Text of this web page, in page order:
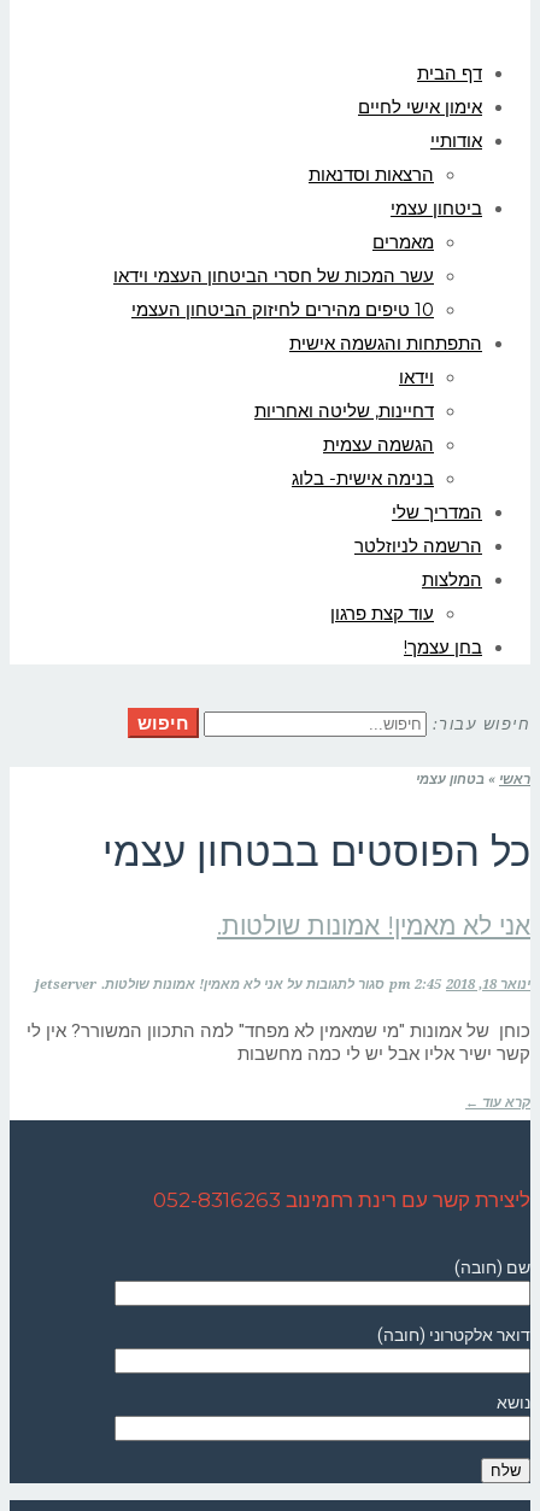
דף הבית
אימון אישי לחיים
אודותיי
הרצאות וסדנאות
ביטחון עצמי
מאמרים
עשר המכות של חסרי הביטחון העצמי וידאו
10 טיפים מהירים לחיזוק הביטחון העצמי
התפתחות והגשמה אישית
וידאו
דחיינות, שליטה ואחריות
הגשמה עצמית
בנימה אישית- בלוג
המדריך שלי
הרשמה לניוזלטר
המלצות
עוד קצת פרגון
בחן עצמך!
חיפוש עבור: חיפוש
ראשי » בטחון עצמי
כל הפוסטים בבטחון עצמי
אני לא מאמין! אמונות שולטות.
ינואר 18, 2018 2:45 pm סגור לתגובות על אני לא מאמין! אמונות שולטות. jetserver
כוחן של אמונות "מי שמאמין לא מפחד" למה התכוון המשורר? אין לי
קשר ישיר אליו אבל יש לי כמה מחשבות
קרא עוד ←
ליצירת קשר עם רינת רחמינוב 052-8316263
שם (חובה)
דואר אלקטרוני (חובה)
נושא